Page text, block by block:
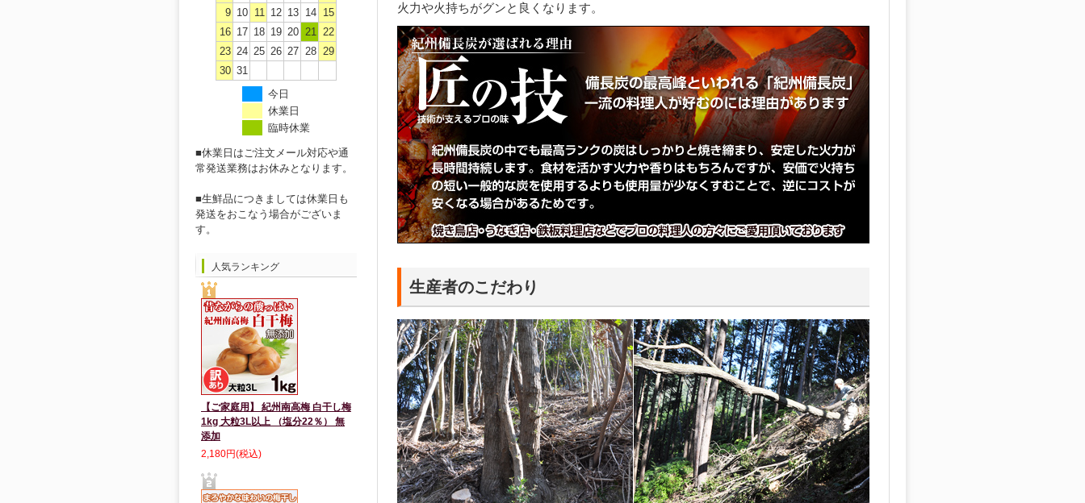
9 10 11 12 13 14 15
16 17 18 19 20 21 22
23 24 25 26 27 28 29
30 31
今日
休業日
臨時休業
■休業日はご注文メール対応や通
常発送業務はお休みとなります。
■生鮮品につきましては休業日も
発送をおこなう場合がございま
す。
人気ランキング
【ご家庭用】 紀州南高梅 白干し梅
1kg 大粒3L以上 （塩分22％） 無
添加
2,180円(税込)
火力や火持ちがグンと良くなります。
生産者のこだわり